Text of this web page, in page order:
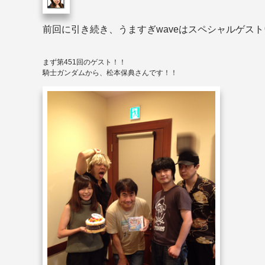
前回に引き続き、うますぎwaveはスペシャルゲス
まず第451 回のゲスト！！
騎士ガンダムから、松本保典さんです！！